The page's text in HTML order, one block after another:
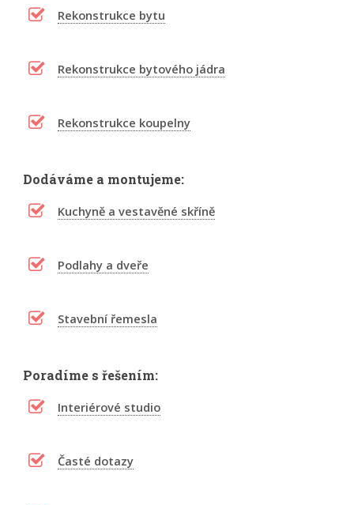
Rekonstrukce bytu
Rekonstrukce bytového jádra
Rekonstrukce koupelny
Dodáváme a montujeme:
Kuchyně a vestavěné skříně
Podlahy a dveře
Stavební řemesla
Poradíme s řešením:
Interiérové studio
Časté dotazy